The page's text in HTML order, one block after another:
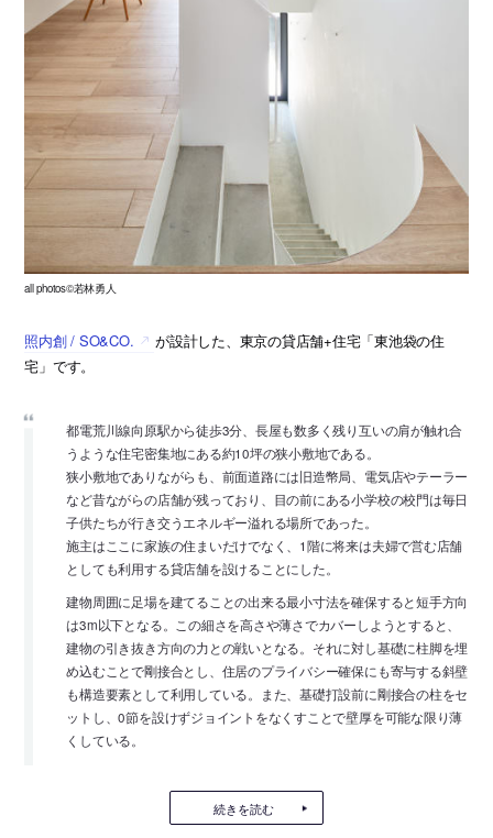
all photos©若林勇人
照内創 / SO&CO.
が設計した、東京の貸店舗+住宅「東池袋の住
宅」です。
都電荒川線向原駅から徒歩3分、長屋も数多く残り互いの肩が触れ合
うような住宅密集地にある約10坪の狭小敷地である。
狭小敷地でありながらも、前面道路には旧造幣局、電気店やテーラー
など昔ながらの店舗が残っており、目の前にある小学校の校門は毎日
子供たちが行き交うエネルギー溢れる場所であった。
施主はここに家族の住まいだけでなく、1階に将来は夫婦で営む店舗
としても利用する貸店舗を設けることにした。
建物周囲に足場を建てることの出来る最小寸法を確保すると短手方向
は3m以下となる。この細さを高さや薄さでカバーしようとすると、
建物の引き抜き方向の力との戦いとなる。それに対し基礎に柱脚を埋
め込むことで剛接合とし、住居のプライバシー確保にも寄与する斜壁
も構造要素として利用している。また、基礎打設前に剛接合の柱をセ
ットし、0節を設けずジョイントをなくすことで壁厚を可能な限り薄
くしている。
続きを読む